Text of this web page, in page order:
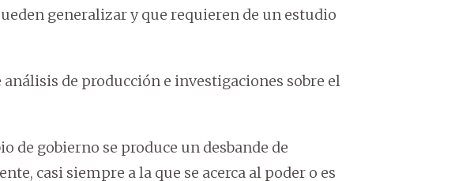
generalizar y que requieren de un estudio
de producción e investigaciones sobre el
de gobierno se produce un desbande de
casi siempre a la que se acerca al poder o es